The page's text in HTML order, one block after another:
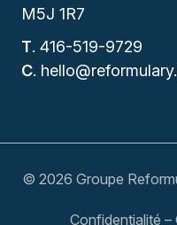
M5J 1R7
T. 416-519-9729
C.
© 2026 Groupe
Confidentialité